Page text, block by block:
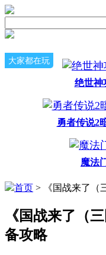
大家都在玩
绝世神
勇者传说2
魔法
首页 > 《国战来了（
《国战来了（
备攻略